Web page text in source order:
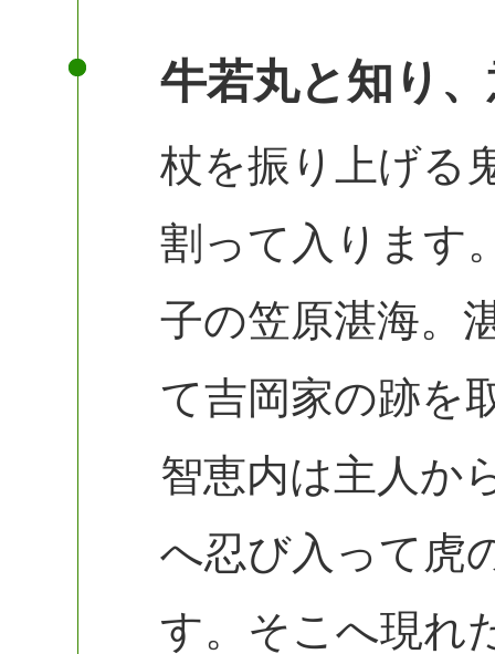
牛若丸と知り
杖を振り上げる
割って入ります
子の笠原湛海。
て吉岡家の跡を
智恵内は主人か
へ忍び入って虎
す。そこへ現れ